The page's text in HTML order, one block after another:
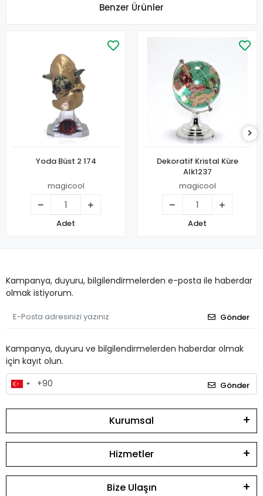
Benzer Ürünler
Yoda Büst 2 174
magicool
Adet
Dekoratif Kristal Küre
Alk1237
magicool
Adet
Kampanya, duyuru, bilgilendirmelerden e-posta ile haberdar
olmak istiyorum.
Gönder
Kampanya, duyuru ve bilgilendirmelerden haberdar olmak
için kayıt olun.
Gönder
Kurumsal
Hizmetler
Bize Ulaşın